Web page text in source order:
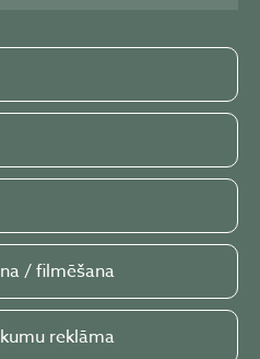
/ filmēšana
reklāma